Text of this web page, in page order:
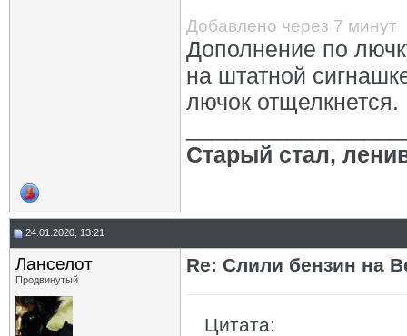
Добавлено через 7 минут
Дополнение по
на штатной
лючок отщелкнется.
Старый стал,
24.01.2020, 13:21
Ланселот
Продвинутый
Re: Слили бензин на
Цитата: